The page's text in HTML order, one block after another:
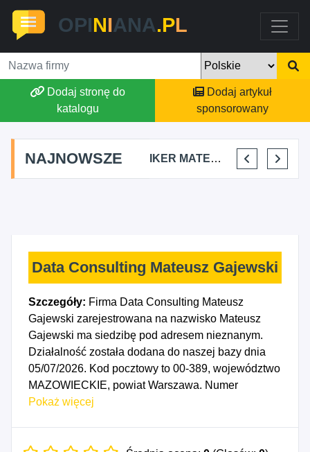
OPINIANA.PL
Dodaj stronę do
katalogu
Dodaj artykuł
sponsorowany
NAJNOWSZE
CIBORBUD PATRYK CIBORSKI IKER MATEO LOZANO HAIR STUDIO BETI BETTINA MLETZKO
Data Consulting Mateusz Gajewski
Szczegóły: Firma Data Consulting Mateusz
Gajewski zarejestrowana na nazwisko Mateusz
Gajewski ma siedzibę pod adresem nieznanym.
Działalność została dodana do naszej bazy dnia
05/07/2026. Kod pocztowy to 00-389, województwo
MAZOWIECKIE, powiat Warszawa. Numer
Identyfikacji Podatkowej NIP to 5214165623, a
Pokaż więcej